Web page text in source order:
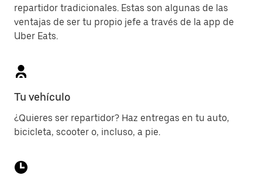
repartidor tradicionales. Estas son algunas de las
ventajas de ser tu propio jefe a través de la app de
Uber Eats.
Tu vehículo
¿Quieres ser repartidor? Haz entregas en tu auto,
bicicleta, scooter o, incluso, a pie.